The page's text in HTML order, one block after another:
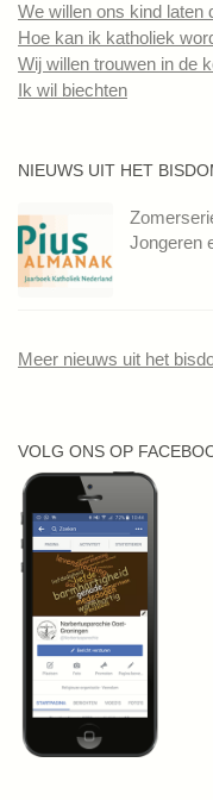
We willen ons kind laten
Hoe kan ik katholiek
Wij willen trouwen in de
Ik wil biechten
NIEUWS UIT HET
Jongeren
Meer nieuws uit het
VOLG ONS OP